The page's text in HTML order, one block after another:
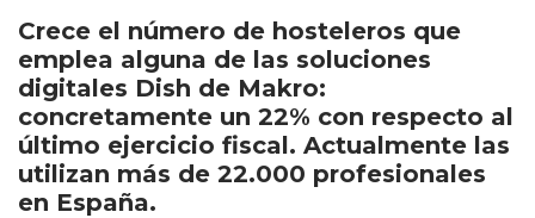
Crece el número de hosteleros que
emplea alguna de las soluciones
digitales Dish de Makro:
concretamente un 22% con respecto al
último ejercicio fiscal. Actualmente las
utilizan más de 22.000 profesionales
en España.